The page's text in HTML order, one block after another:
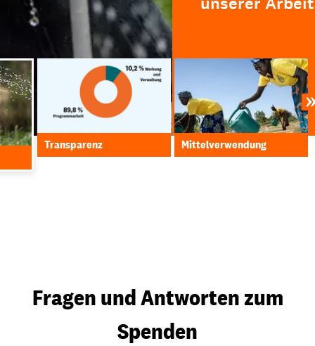
Transparenz Mittelverwendung
Fragen und Antworten zum
Spenden